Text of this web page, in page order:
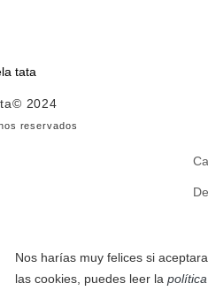
© 2024
reservados
Nos harías muy felices si
las cookies, puedes leer la